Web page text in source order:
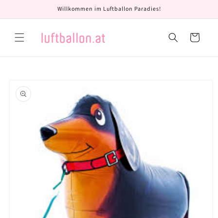
Inhalt
Willkommen im Luftballon Paradies!
Warenkorb